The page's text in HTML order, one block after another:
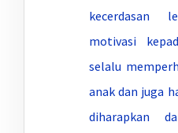
kecerdasan
motivasi
selalu
anak dan juga
diharapkan